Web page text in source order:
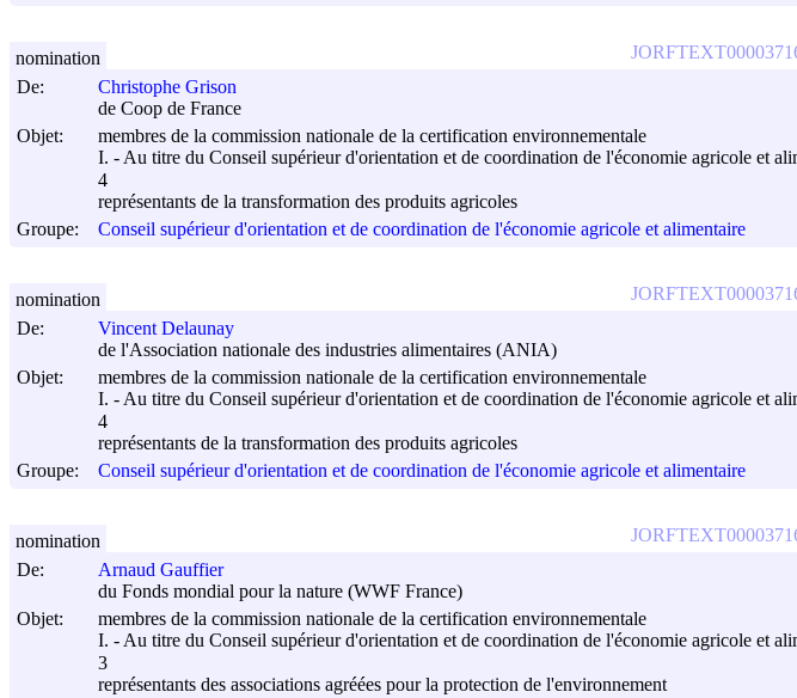
De:
Christophe Grison
de Coop de France
Objet:
membres de la commission nationale de la certification environnementale
I. - Au titre du Conseil supérieur d'orientation et de coordination de l'économie agricole et
4
représentants de la transformation des produits agricoles
Groupe:
Conseil supérieur d'orientation et de coordination de l'économie agricole et alimentaire
nomination
De:
Vincent Delaunay
de l'Association nationale des industries alimentaires (ANIA)
Objet:
membres de la commission nationale de la certification environnementale
I. - Au titre du Conseil supérieur d'orientation et de coordination de l'économie agricole et
4
représentants de la transformation des produits agricoles
Groupe:
Conseil supérieur d'orientation et de coordination de l'économie agricole et alimentaire
nomination
De:
Arnaud Gauffier
du Fonds mondial pour la nature (WWF France)
Objet:
membres de la commission nationale de la certification environnementale
I. - Au titre du Conseil supérieur d'orientation et de coordination de l'économie agricole et
3
représentants des associations agréées pour la protection de l'environnement
nomination